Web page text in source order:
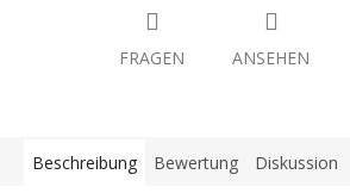
FRAGEN ANSEHEN
Beschreibung Bewertung Diskussion